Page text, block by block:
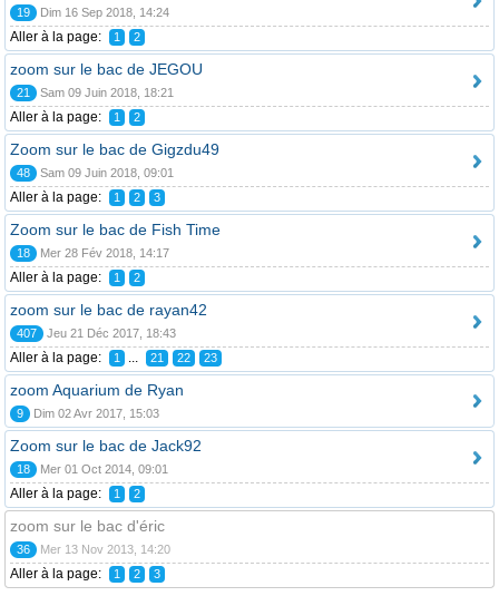
19 Dim 16 Sep 2018, 14:24
Aller à la page: 1 2
zoom sur le bac de JEGOU
21 Sam 09 Juin 2018, 18:21
Aller à la page: 1 2
Zoom sur le bac de Gigzdu49
48 Sam 09 Juin 2018, 09:01
Aller à la page: 1 2 3
Zoom sur le bac de Fish Time
18 Mer 28 Fév 2018, 14:17
Aller à la page: 1 2
zoom sur le bac de rayan42
407 Jeu 21 Déc 2017, 18:43
Aller à la page: 1 ... 21 22 23
zoom Aquarium de Ryan
9 Dim 02 Avr 2017, 15:03
Zoom sur le bac de Jack92
18 Mer 01 Oct 2014, 09:01
Aller à la page: 1 2
zoom sur le bac d'éric
36 Mer 13 Nov 2013, 14:20
Aller à la page: 1 2 3